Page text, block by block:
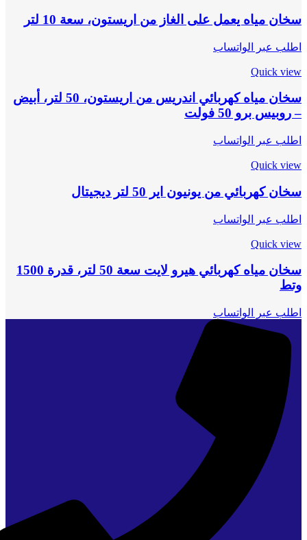
سخان مياه يعمل على الغاز من اريستون، سعة 10 لتر
اطلب عبر الواتساب
Quick view
سخان مياه كهربائي اندريس من اريستون، 50 لتر، أبيض
– روبيس برو 50 فولت
اطلب عبر الواتساب
Quick view
سخان كهربائي من يونيون اير 50 لتر ديجيتال
اطلب عبر الواتساب
Quick view
سخان مياه كهربائي هيرو لايت سعة 50 لتر، قدرة 1500
وتط
اطلب عبر الواتساب